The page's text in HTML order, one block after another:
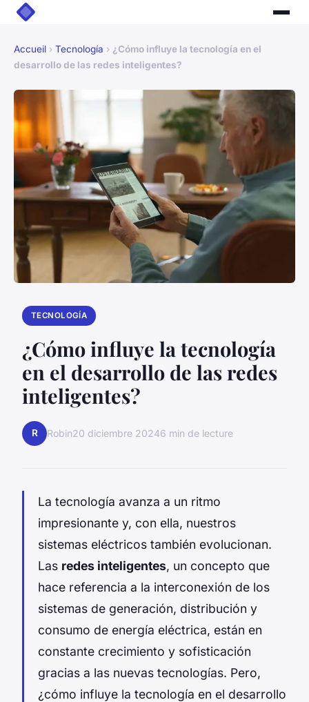
Accueil › Tecnología › ¿Cómo influye la tecnología en el
desarrollo de las redes inteligentes?
TECNOLOGÍA
¿Cómo influye la tecnología
en el desarrollo de las redes
inteligentes?
R Robin20 diciembre 20246 min de lecture
La tecnología avanza a un ritmo
impresionante y, con ella, nuestros
sistemas eléctricos también evolucionan.
Las redes inteligentes, un concepto que
hace referencia a la interconexión de los
sistemas de generación, distribución y
consumo de energía eléctrica, están en
constante crecimiento y sofisticación
gracias a las nuevas tecnologías. Pero,
¿cómo influye la tecnología en el desarrollo